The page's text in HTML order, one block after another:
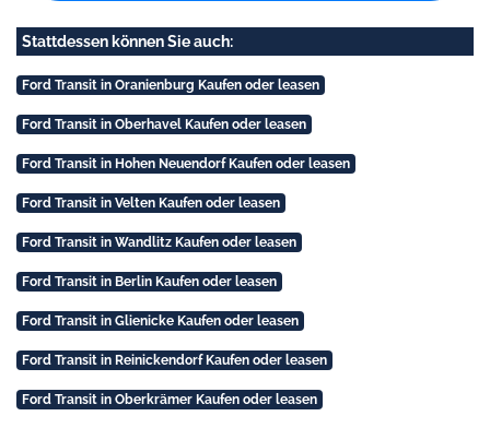
Stattdessen können Sie auch:
Ford Transit in Oranienburg Kaufen oder leasen
Ford Transit in Oberhavel Kaufen oder leasen
Ford Transit in Hohen Neuendorf Kaufen oder leasen
Ford Transit in Velten Kaufen oder leasen
Ford Transit in Wandlitz Kaufen oder leasen
Ford Transit in Berlin Kaufen oder leasen
Ford Transit in Glienicke Kaufen oder leasen
Ford Transit in Reinickendorf Kaufen oder leasen
Ford Transit in Oberkrämer Kaufen oder leasen